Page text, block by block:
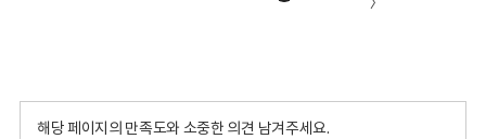
해당 페이지의 만족도와 소중한 의견 남겨주세요.